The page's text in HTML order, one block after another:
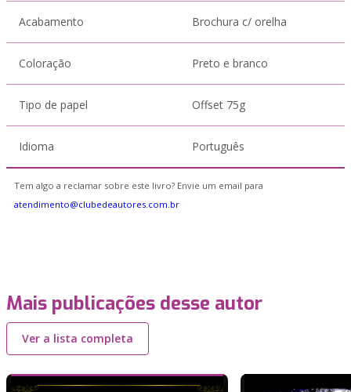
Acabamento Brochura c/ orelha
Coloração Preto e branco
Tipo de papel Offset 75g
Idioma Português
Tem algo a reclamar sobre este livro? Envie um email para
atendimento@clubedeautores.com.br
Mais publicações desse autor
Ver a lista completa